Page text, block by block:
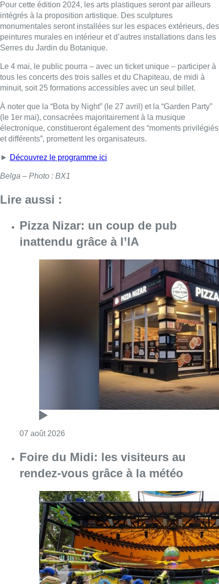
Pour cette édition 2024, les arts plastiques seront par ailleurs
intégrés à la proposition artistique. Des sculptures
monumentales seront installées sur les espaces extérieurs, des
peintures murales en intérieur et d’autres installations dans les
Serres du Jardin du Botanique.
Le 4 mai, le public pourra – avec un ticket unique – participer à
tous les concerts des trois salles et du Chapiteau, de midi à
minuit, soit 25 formations accessibles avec un seul billet.
À noter que la “Bota by Night” (le 27 avril) et la “Garden Party”
(le 1er mai), consacrées majoritairement à la musique
électronique, constitueront également des “moments privilégiés
et différents”, promettent les organisateurs.
► Découvrez le programme ici
Belga – Photo : BX1
Lire aussi :
Pizza Nizar: un coup de pub
inattendu grâce à l’IA
07 août 2026
Foire du Midi: les visiteurs au
rendez-vous grâce à la météo